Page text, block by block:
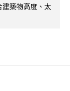
築物高度、太